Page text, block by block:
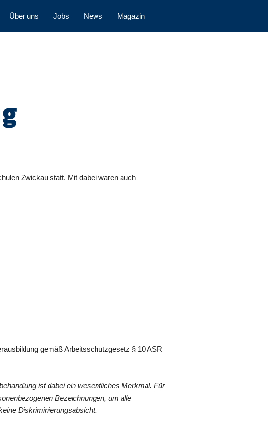
Über uns Jobs News Magazin
Zwickau statt. Mit dabei waren auch
gemäß Arbeitsschutzgesetz § 10 ASR
ist dabei ein wesentliches Merkmal. Für
Bezeichnungen, um alle
Diskriminierungsabsicht.